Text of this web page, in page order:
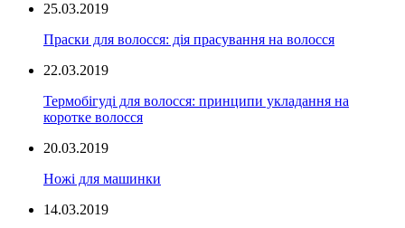
25.03.2019
Праски для волосся: дія прасування на волосся
22.03.2019
Термобігуді для волосся: принципи укладання на
коротке волосся
20.03.2019
Ножі для машинки
14.03.2019